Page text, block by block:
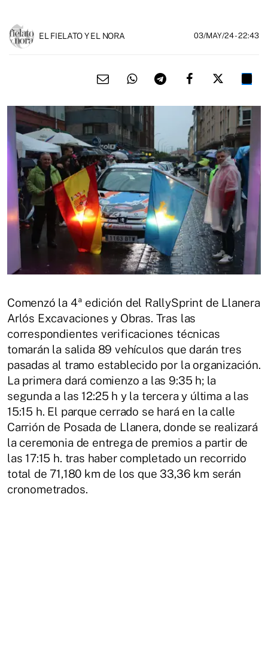
EL FIELATO Y EL NORA 03/MAY/24- 22:43
Comenzó la 4ª edición del RallySprint de Llanera
Arlós Excavaciones y Obras. Tras las
correspondientes verificaciones técnicas
tomarán la salida 89 vehículos que darán tres
pasadas al tramo establecido por la organización.
La primera dará comienzo a las 9:35 h; la
segunda a las 12:25 h y la tercera y última a las
15:15 h. El parque cerrado se hará en la calle
Carrión de Posada de Llanera, donde se realizará
la ceremonia de entrega de premios a partir de
las 17:15 h. tras haber completado un recorrido
total de 71,180 km de los que 33,36 km serán
cronometrados.